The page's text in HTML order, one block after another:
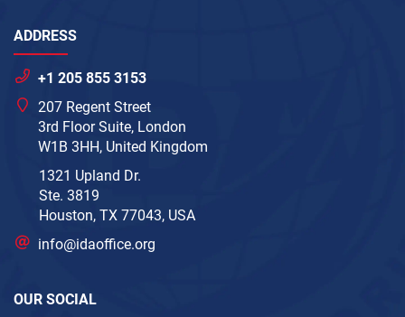
ADDRESS
+1 205 855 3153
207 Regent Street
3rd Floor Suite, London
W1B 3HH, United Kingdom
1321 Upland Dr.
Ste. 3819
Houston, TX 77043, USA
info@idaoffice.org
OUR SOCIAL